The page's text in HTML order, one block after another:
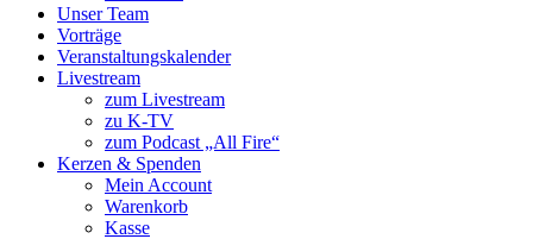
Unser Team
Vorträge
Veranstaltungskalender
Livestream
zum Livestream
zu K-TV
zum Podcast „All Fire“
Kerzen & Spenden
Mein Account
Warenkorb
Kasse